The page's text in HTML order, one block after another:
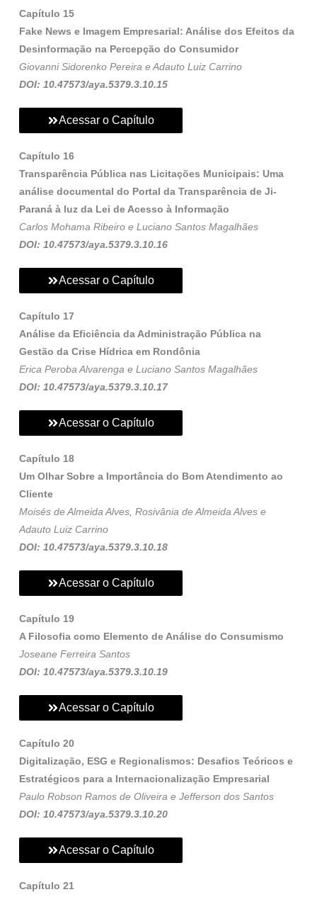
Capítulo 15
Fake News e Imagem Empresarial: Análise dos Efeitos da
Desinformação na Percepção do Consumidor
Giovanni Sidorenko Pereira e Adauto Luiz Carrino
DOI: 10.47573/aya.5379.3.10.15
Acessar o Capítulo
Capítulo 16
Transparência Pública nas Licitações Municipais: Uma
análise documental do Portal da Transparência de Ji-
Paraná à luz da Lei de Acesso à Informação
Carlos Mohama Ribeiro e Luciano Santos Magalhães
DOI: 10.47573/aya.5379.3.10.16
Acessar o Capítulo
Capítulo 17
Análise da Eficiência da Administração Pública na
Gestão da Crise Hídrica em Rondônia
Erica Peroba Alvarenga e Luciano Santos Magalhães
DOI: 10.47573/aya.5379.3.10.17
Acessar o Capítulo
Capítulo 18
Um Olhar Sobre a Importância do Bom Atendimento ao
Cliente
Moisés de Almeida Alves, Rosivânia de Almeida Alves e
Adauto Luiz Carrino
DOI: 10.47573/aya.5379.3.10.18
Acessar o Capítulo
Capítulo 19
A Filosofia como Elemento de Análise do Consumismo
Joseane Ferreira Santos
DOI: 10.47573/aya.5379.3.10.19
Acessar o Capítulo
Capítulo 20
Digitalização, ESG e Regionalismos: Desafios Teóricos e
Estratégicos para a Internacionalização Empresarial
Paulo Robson Ramos de Oliveira e Jefferson dos Santos
DOI: 10.47573/aya.5379.3.10.20
Acessar o Capítulo
Capítulo 21